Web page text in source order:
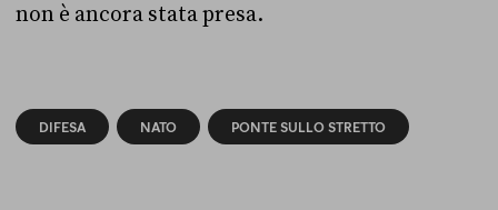
non è ancora stata presa.
DIFESA NATO PONTE SULLO STRETTO